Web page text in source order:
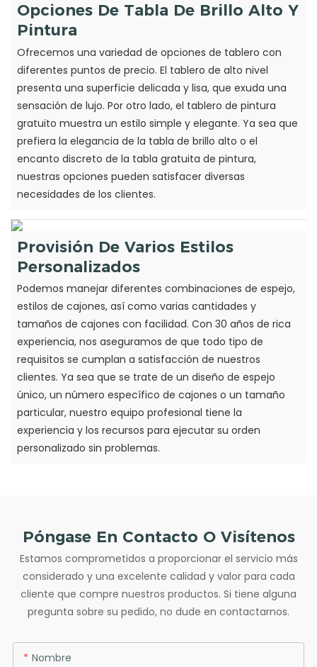
Opciones De Tabla De Brillo Alto Y
Pintura
Ofrecemos una variedad de opciones de tablero con
diferentes puntos de precio. El tablero de alto nivel
presenta una superficie delicada y lisa, que exuda una
sensación de lujo. Por otro lado, el tablero de pintura
gratuito muestra un estilo simple y elegante. Ya sea que
prefiera la elegancia de la tabla de brillo alto o el
encanto discreto de la tabla gratuita de pintura,
nuestras opciones pueden satisfacer diversas
necesidades de los clientes.
Provisión De Varios Estilos
Personalizados
Podemos manejar diferentes combinaciones de espejo,
estilos de cajones, así como varias cantidades y
tamaños de cajones con facilidad. Con 30 años de rica
experiencia, nos aseguramos de que todo tipo de
requisitos se cumplan a satisfacción de nuestros
clientes. Ya sea que se trate de un diseño de espejo
único, un número específico de cajones o un tamaño
particular, nuestro equipo profesional tiene la
experiencia y los recursos para ejecutar su orden
personalizado sin problemas.
Póngase En Contacto O Visítenos
Estamos comprometidos a proporcionar el servicio más
considerado y una excelente calidad y valor para cada
cliente que compre nuestros productos. Si tiene alguna
pregunta sobre su pedido, no dude en contactarnos.
Nombre